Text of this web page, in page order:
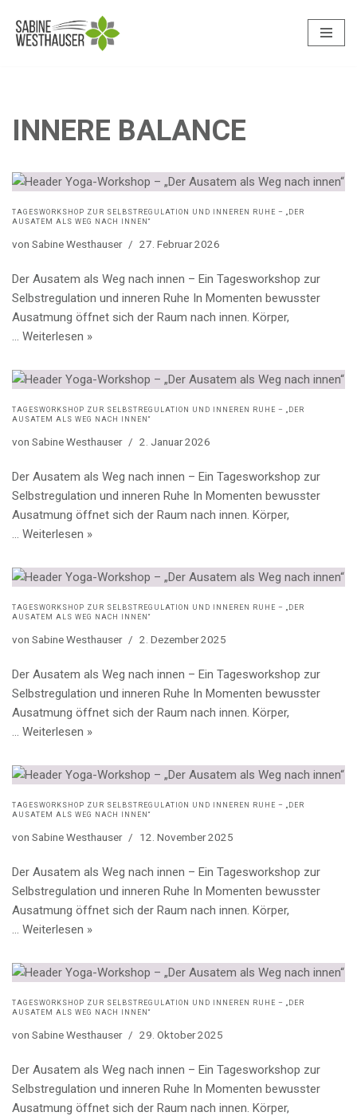
Zum
INNERE BALANCE
TAGESWORKSHOP ZUR SELBSTREGULATION UND INNEREN RUHE – „DER
AUSATEM ALS WEG NACH INNEN“
von Sabine Westhauser 27. Februar 2026
Der Ausatem als Weg nach innen – Ein Tagesworkshop zur
Selbstregulation und inneren Ruhe In Momenten bewusster
Ausatmung öffnet sich der Raum nach innen. Körper,
… Weiterlesen »
TAGESWORKSHOP ZUR SELBSTREGULATION UND INNEREN RUHE – „DER
AUSATEM ALS WEG NACH INNEN“
von Sabine Westhauser 2. Januar 2026
Der Ausatem als Weg nach innen – Ein Tagesworkshop zur
Selbstregulation und inneren Ruhe In Momenten bewusster
Ausatmung öffnet sich der Raum nach innen. Körper,
… Weiterlesen »
TAGESWORKSHOP ZUR SELBSTREGULATION UND INNEREN RUHE – „DER
AUSATEM ALS WEG NACH INNEN“
von Sabine Westhauser 2. Dezember 2025
Der Ausatem als Weg nach innen – Ein Tagesworkshop zur
Selbstregulation und inneren Ruhe In Momenten bewusster
Ausatmung öffnet sich der Raum nach innen. Körper,
… Weiterlesen »
TAGESWORKSHOP ZUR SELBSTREGULATION UND INNEREN RUHE – „DER
AUSATEM ALS WEG NACH INNEN“
von Sabine Westhauser 12. November 2025
Der Ausatem als Weg nach innen – Ein Tagesworkshop zur
Selbstregulation und inneren Ruhe In Momenten bewusster
Ausatmung öffnet sich der Raum nach innen. Körper,
… Weiterlesen »
TAGESWORKSHOP ZUR SELBSTREGULATION UND INNEREN RUHE – „DER
AUSATEM ALS WEG NACH INNEN“
von Sabine Westhauser 29. Oktober 2025
Der Ausatem als Weg nach innen – Ein Tagesworkshop zur
Selbstregulation und inneren Ruhe In Momenten bewusster
Ausatmung öffnet sich der Raum nach innen. Körper,